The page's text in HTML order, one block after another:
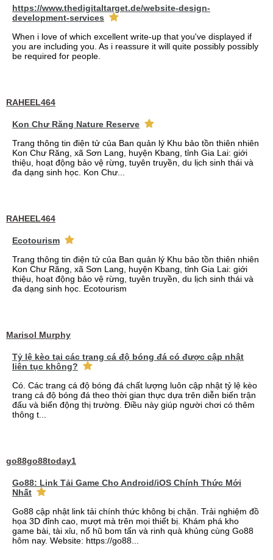
https://www.thedigitaltarget.de/website-design-
development-services
When i love of which excellent write-up that you've displayed if
you are including you. As i reassure it will quite possibly possibly
be required for people.
RAHEEL464
Kon Chư Răng Nature Reserve
Trang thông tin điện tử của Ban quản lý Khu bảo tồn thiên nhiên
Kon Chư Răng, xã Sơn Lang, huyện Kbang, tỉnh Gia Lai: giới
thiệu, hoạt động bảo vệ rừng, tuyên truyền, du lịch sinh thái và
đa dạng sinh học. Kon Chư...
RAHEEL464
Ecotourism
Trang thông tin điện tử của Ban quản lý Khu bảo tồn thiên nhiên
Kon Chư Răng, xã Sơn Lang, huyện Kbang, tỉnh Gia Lai: giới
thiệu, hoạt động bảo vệ rừng, tuyên truyền, du lịch sinh thái và
đa dạng sinh học. Ecotourism
Marisol Murphy
Tỷ lệ kèo tại các trang cá độ bóng đá có được cập nhật
liên tục không?
Có. Các trang cá độ bóng đá chất lượng luôn cập nhật tỷ lệ kèo
trang cá độ bóng đá theo thời gian thực dựa trên diễn biến trận
đấu và biến động thị trường. Điều này giúp người chơi có thêm
thông t...
go88go88today1
Go88: Link Tải Game Cho Android/iOS Chính Thức Mới
Nhất
Go88 cập nhật link tải chính thức không bị chặn. Trải nghiệm đồ
họa 3D đỉnh cao, mượt mà trên mọi thiết bị. Khám phá kho
game bài, tài xỉu, nổ hũ bom tấn và rinh quà khủng cùng Go88
hôm nay. Website: https://go88...